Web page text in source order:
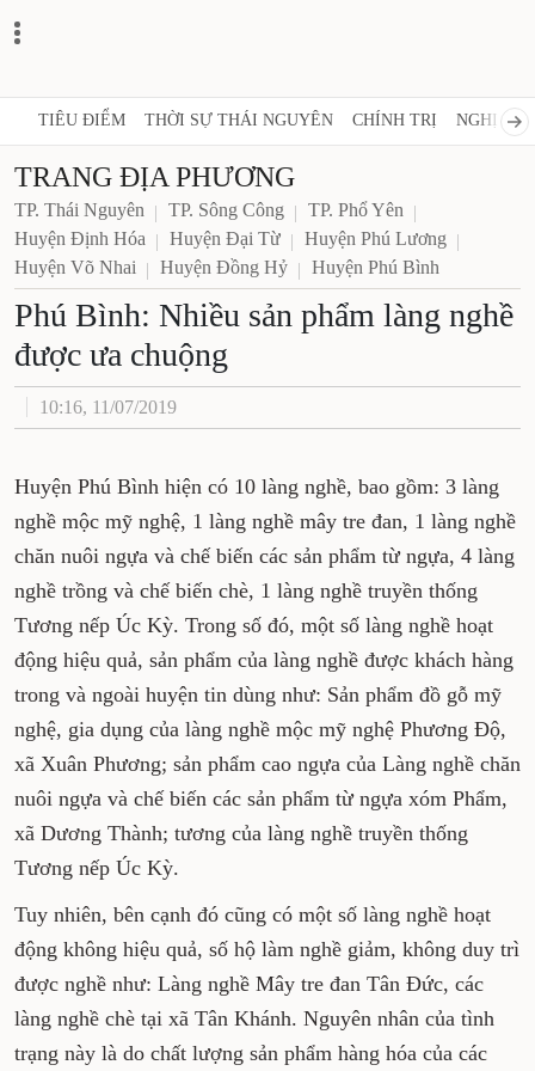
TIÊU ĐIỂM THỜI SỰ THÁI NGUYÊN CHÍNH TRỊ NGHỊ
TRANG ĐỊA PHƯƠNG
TP. Thái Nguyên TP. Sông Công
TP. Phổ Yên
Huyện Định Hóa
Huyện Đại Từ
Huyện Phú Lương
Huyện Võ Nhai
Huyện Đồng Hỷ
Huyện Phú Bình
Phú Bình: Nhiều sản phẩm
làng nghề được ưa chuộng
10:16, 11/07/2019
Huyện Phú Bình hiện có 10 làng nghề, bao gồm:
3 làng nghề mộc mỹ nghệ, 1 làng nghề mây tre
đan, 1 làng nghề chăn nuôi ngựa và chế biến
các sản phẩm từ ngựa, 4 làng nghề trồng và chế
biến chè, 1 làng nghề truyền thống Tương nếp
Úc Kỳ. Trong số đó, một số làng nghề hoạt động
hiệu quả, sản phẩm của làng nghề được khách
hàng trong và ngoài huyện tin dùng như: Sản
phẩm đồ gỗ mỹ nghệ, gia dụng của làng nghề
mộc mỹ nghệ Phương Độ, xã Xuân Phương; sản
phẩm cao ngựa của Làng nghề chăn nuôi ngựa
xã Dương Thành; tương của làng nghề truyền
thống Tương nếp Úc Kỳ.
Tuy nhiên, bên cạnh đó cũng có một số làng
nghề hoạt động không hiệu quả, số hộ làm